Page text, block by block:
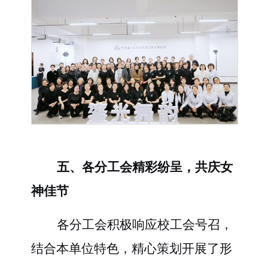
五、各分工会精彩纷呈，共庆女
神佳节
各分工会积极响应校工会号召，
结合本单位特色，精心策划开展了形